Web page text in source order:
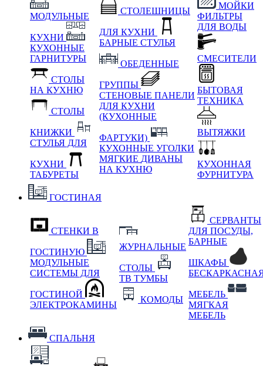
МОДУЛЬНЫЕ
КУХНИ
КУХОННЫЕ
ГАРНИТУРЫ
СТОЛЫ
НА КУХНЮ
СТОЛЫ
КНИЖКИ
СТУЛЬЯ ДЛЯ
КУХНИ
ТАБУРЕТЫ
СТОЛЕШНИЦЫ
ДЛЯ КУХНИ
БАРНЫЕ СТУЛЬЯ
ОБЕДЕННЫЕ
ГРУППЫ
СТЕНОВЫЕ ПАНЕЛИ
ДЛЯ КУХНИ
(КУХОННЫЕ
ФАРТУКИ)
КУХОННЫЕ УГОЛКИ
МЯГКИЕ ДИВАНЫ
НА КУХНЮ
МОЙКИ
ФИЛЬТРЫ
ДЛЯ ВОДЫ
СМЕСИТЕЛИ
БЫТОВАЯ
ТЕХНИКА
ВЫТЯЖКИ
КУХОННАЯ
ФУРНИТУРА
ГОСТИНАЯ
СТЕНКИ В
ГОСТИНУЮ
МОДУЛЬНЫЕ
СИСТЕМЫ ДЛЯ
ГОСТИНОЙ
ЭЛЕКТРОКАМИНЫ
ЖУРНАЛЬНЫЕ
СТОЛЫ
ТВ ТУМБЫ
КОМОДЫ
СЕРВАНТЫ
ДЛЯ ПОСУДЫ,
БАРНЫЕ
ШКАФЫ
МЕБЕЛЬ
МЯГКАЯ
МЕБЕЛЬ
СПАЛЬНЯ